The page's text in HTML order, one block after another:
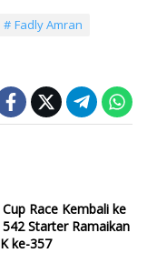
Fadly Amran
Race Kembali ke
Starter Ramaikan
ke-357